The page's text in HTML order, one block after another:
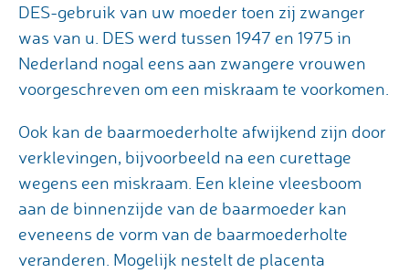
DES-gebruik van uw moeder toen zij zwanger
was van u. DES werd tussen 1947 en 1975 in
Nederland nogal eens aan zwangere vrouwen
voorgeschreven om een miskraam te voorkomen.
Ook kan de baarmoederholte afwijkend zijn door
verklevingen, bijvoorbeeld na een curettage
wegens een miskraam. Een kleine vleesboom
aan de binnenzijde van de baarmoeder kan
eveneens de vorm van de baarmoederholte
veranderen. Mogelijk nestelt de placenta